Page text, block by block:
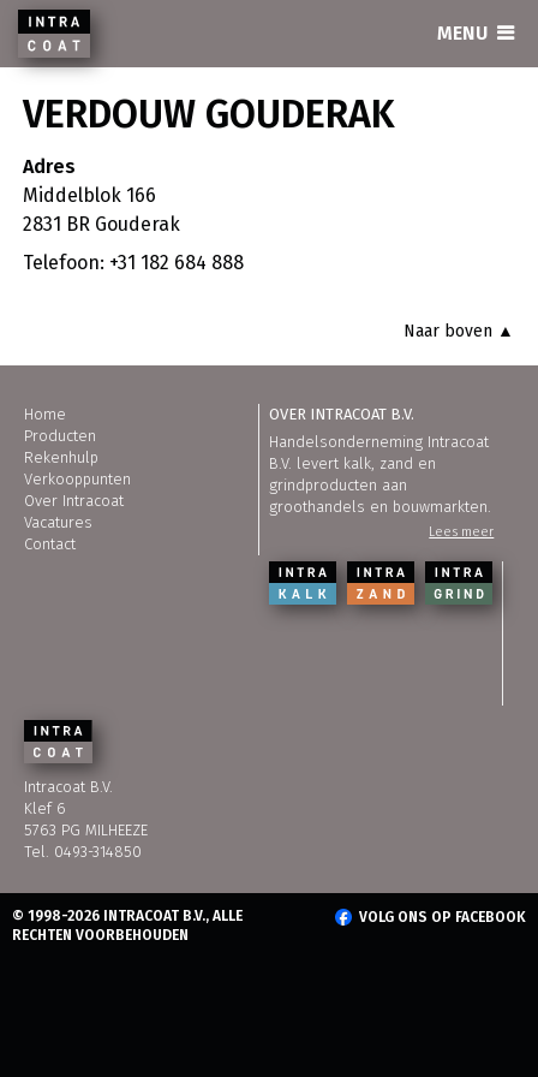
INTRACOAT MENU
VERDOUW GOUDERAK
Adres
Middelblok 166
2831 BR Gouderak
Telefoon: +31 182 684 888
Naar boven ▲
Home
Producten
Rekenhulp
Verkooppunten
Over Intracoat
Vacatures
Contact
OVER INTRACOAT B.V.
Handelsonderneming Intracoat
B.V. levert kalk, zand en
grindproducten aan
groothandels en bouwmarkten.
Lees meer
Intracoat B.V.
Klef 6
5763 PG MILHEEZE
Tel. 0493-314850
© 1998-2026 INTRACOAT B.V., ALLE
RECHTEN VOORBEHOUDEN
VOLG ONS OP FACEBOOK